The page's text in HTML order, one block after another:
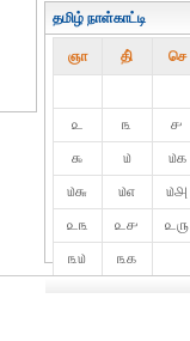
தமிழ் நாள்காட்டி
ஞா தி் செ
௨
௩ ௪
௯
௰ ௰௧
௰௬
௰௭ ௰௮
௨௩
௨௪ ௨௫
௩௰
௩௧